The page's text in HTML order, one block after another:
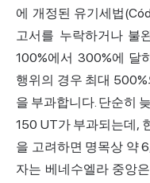
에 개정된 유기세법
고서를 누락하거나 불
100%에서 300%에 달
행위의 경우 최대
을 부과합니다. 단순히
150 UT가 부과되는데,
을 고려하면 명목상 약
자는 베네수엘라 중앙